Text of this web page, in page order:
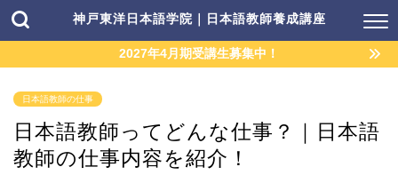
神戸東洋日本語学院｜日本語教師養成講座
2027年4月期受講生募集中！
日本語教師の仕事
日本語教師ってどんな仕事？｜日本語
教師の仕事内容を紹介！